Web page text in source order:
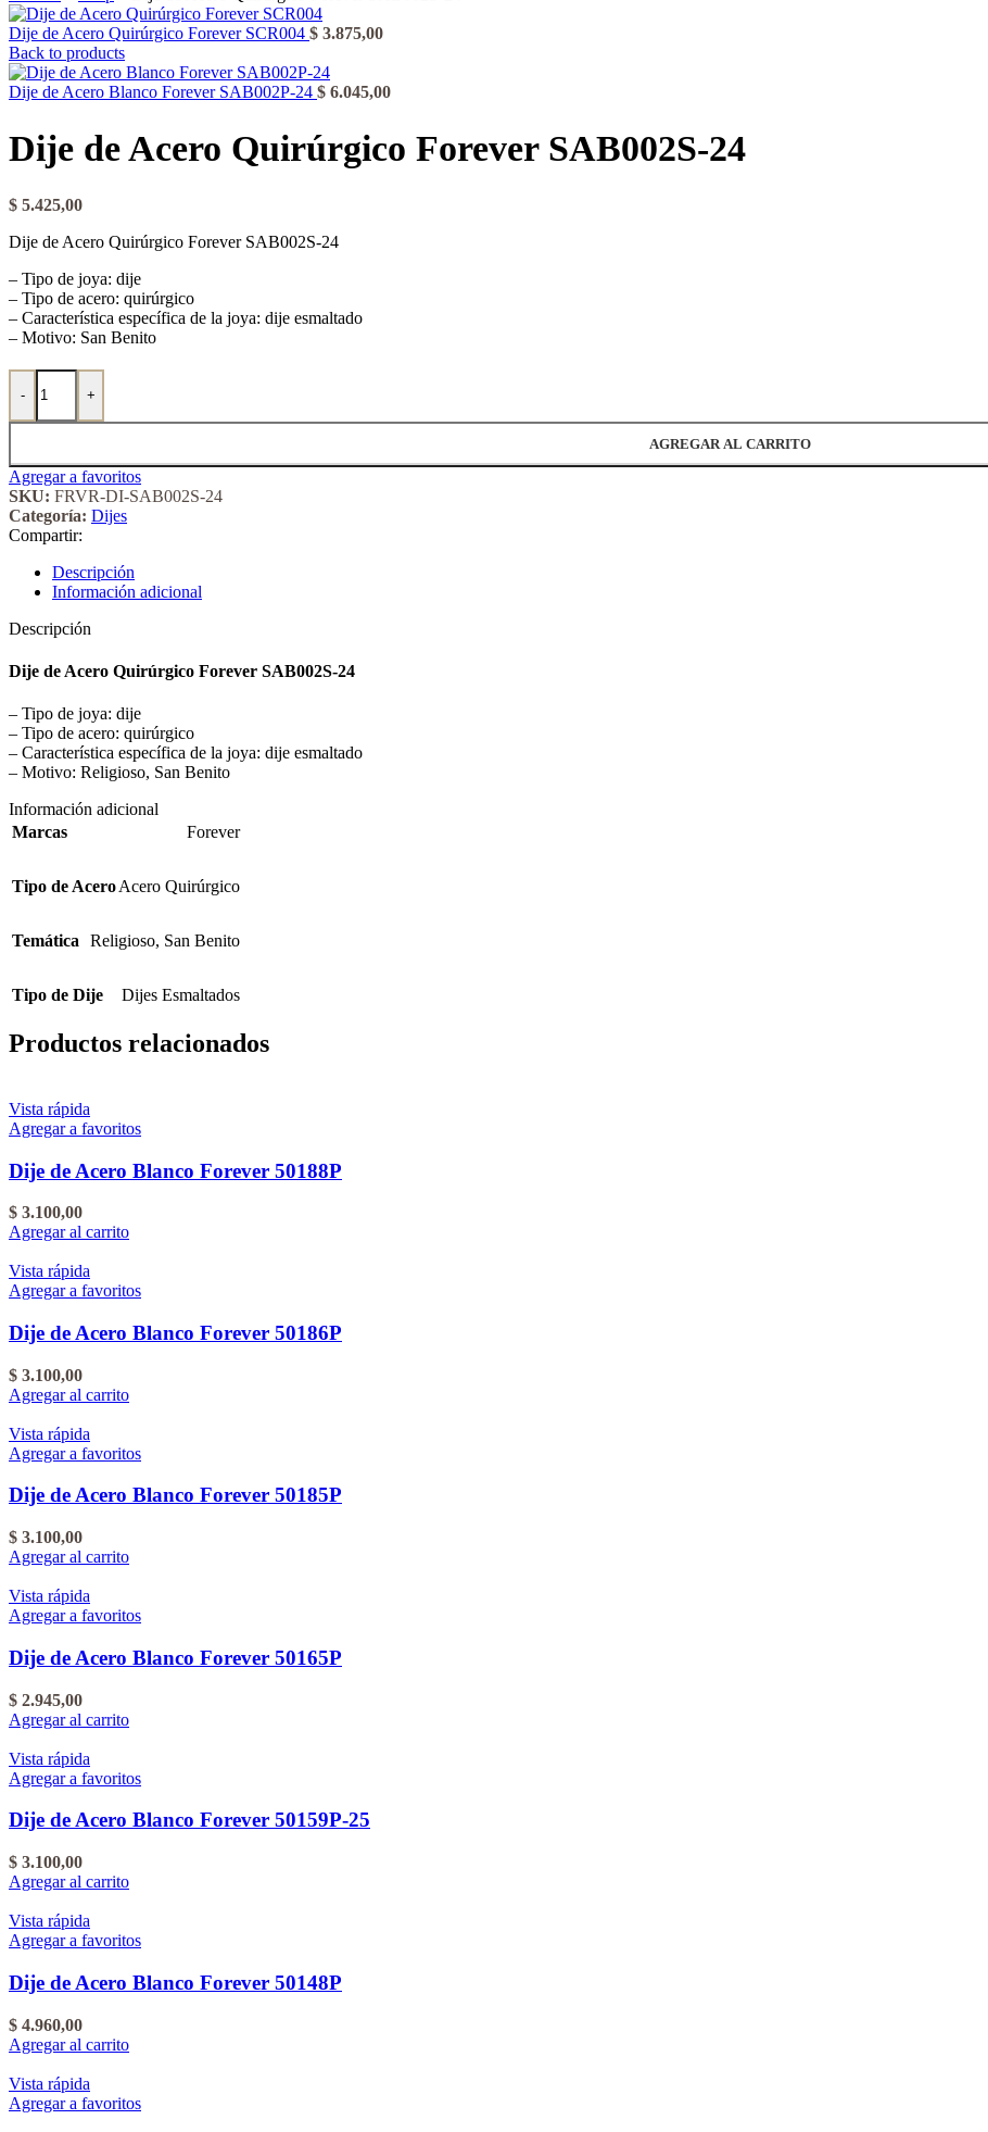
Dije de Acero Quirúrgico Forever SCR004 $ 3.875,00
Back to products
Dije de Acero Blanco Forever SAB002P-24 $ 6.045,00
Dije de Acero Quirúrgico Forever SAB002S-24
$ 5.425,00
Dije de Acero Quirúrgico Forever SAB002S-24
– Tipo de joya: dije
– Tipo de acero: quirúrgico
– Característica específica de la joya: dije esmaltado
– Motivo: San Benito
-
Dije de Acero Quirúrgico Forever SAB002S-24 cantidad
+
AGREGAR AL CARRITO
Agregar a favoritos
SKU: FRVR-DI-SAB002S-24
Categoría: Dijes
Compartir:
Descripción
Información adicional
Descripción
Dije de Acero Quirúrgico Forever SAB002S-24
– Tipo de joya: dije
– Tipo de acero: quirúrgico
– Característica específica de la joya: dije esmaltado
– Motivo: Religioso, San Benito
Información adicional
Marcas
Forever
Tipo de AceroAcero Quirúrgico
Temática Religioso, San Benito
Tipo de Dije Dijes Esmaltados
Productos relacionados
Vista rápida
Agregar a favoritos
Dije de Acero Blanco Forever 50188P
$ 3.100,00
Agregar al carrito
Vista rápida
Agregar a favoritos
Dije de Acero Blanco Forever 50186P
$ 3.100,00
Agregar al carrito
Vista rápida
Agregar a favoritos
Dije de Acero Blanco Forever 50185P
$ 3.100,00
Agregar al carrito
Vista rápida
Agregar a favoritos
Dije de Acero Blanco Forever 50165P
$ 2.945,00
Agregar al carrito
Vista rápida
Agregar a favoritos
Dije de Acero Blanco Forever 50159P-25
$ 3.100,00
Agregar al carrito
Vista rápida
Agregar a favoritos
Dije de Acero Blanco Forever 50148P
$ 4.960,00
Agregar al carrito
Vista rápida
Agregar a favoritos